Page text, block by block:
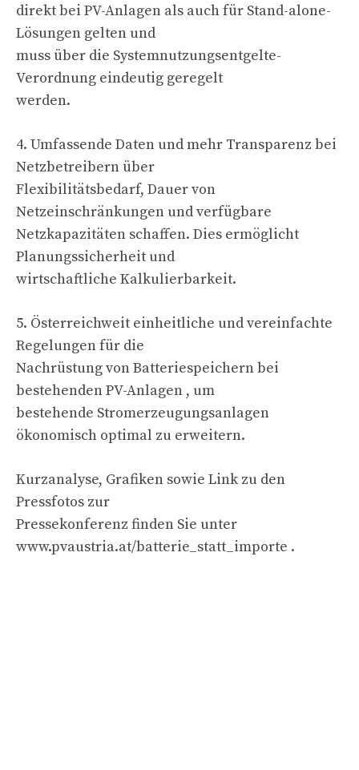
direkt bei PV-Anlagen als auch für Stand-alone-
Lösungen gelten und
muss über die Systemnutzungsentgelte-
Verordnung eindeutig geregelt
werden.
4. Umfassende Daten und mehr Transparenz bei
Netzbetreibern über
Flexibilitätsbedarf, Dauer von
Netzeinschränkungen und verfügbare
Netzkapazitäten schaffen. Dies ermöglicht
Planungssicherheit und
wirtschaftliche Kalkulierbarkeit.
5. Österreichweit einheitliche und vereinfachte
Regelungen für die
Nachrüstung von Batteriespeichern bei
bestehenden PV-Anlagen , um
bestehende Stromerzeugungsanlagen
ökonomisch optimal zu erweitern.
Kurzanalyse, Grafiken sowie Link zu den
Pressfotos zur
Pressekonferenz finden Sie unter
www.pvaustria.at/batterie_statt_importe .